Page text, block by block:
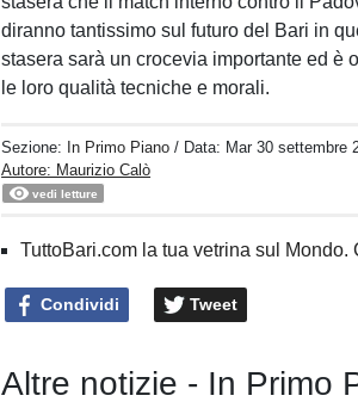
diranno tantissimo sul futuro del Bari in
stasera sarà un crocevia importante ed è
le loro qualità tecniche e morali.
Sezione: In Primo Piano / Data: Mar 30 settembre
Autore: Maurizio Calò
vedi letture
TuttoBari.com la tua vetrina sul Mondo.
Condividi Tweet
Altre notizie - In Primo